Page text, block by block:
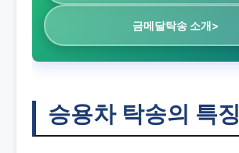
금메달탁송 소개>
승용차 탁송의 특징